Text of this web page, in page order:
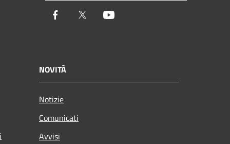
Facebook Twitter
NOVITÀ
Notizie
Comunicati
Avvisi